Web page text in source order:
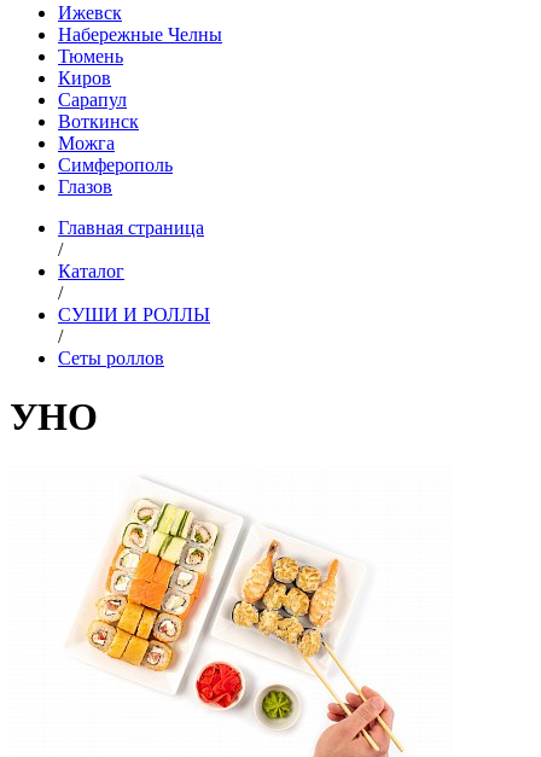
Ижевск
Набережные Челны
Тюмень
Киров
Сарапул
Воткинск
Можга
Симферополь
Глазов
Главная страница
/
Каталог
/
СУШИ И РОЛЛЫ
/
Сеты роллов
УНО